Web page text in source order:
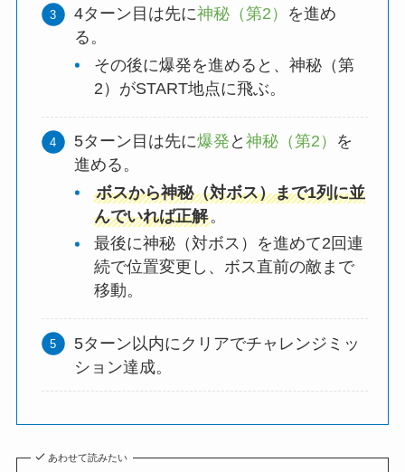
4ターン目は先に神秘（第2）
を進め
る。
その後に爆発を進めると、神秘（第
2）がSTART地点に飛ぶ。
5ターン目は先に爆発 と 神秘（第2）
を
進める。
ボスから神秘（対ボス）まで1列に並
んでいれば正解。
最後に神秘（対ボス）を進めて2回連
続で位置変更し、ボス直前の敵まで
移動。
5ターン以内にクリアでチャレンジミッ
ション達成。
あわせて読みたい